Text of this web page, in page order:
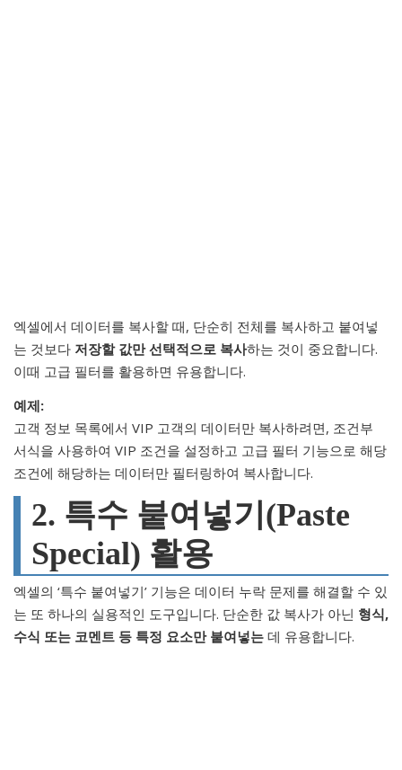
엑셀에서 데이터를 복사할 때, 단순히 전체를 복사하고 붙여넣
는 것보다 저장할 값만 선택적으로 복사하는 것이 중요합니다.
이때 고급 필터를 활용하면 유용합니다.
예제:
고객 정보 목록에서 VIP 고객의 데이터만 복사하려면, 조건부
서식을 사용하여 VIP 조건을 설정하고 고급 필터 기능으로 해당
조건에 해당하는 데이터만 필터링하여 복사합니다.
2. 특수 붙여넣기(Paste
Special) 활용
엑셀의 ‘특수 붙여넣기’ 기능은 데이터 누락 문제를 해결할 수 있
는 또 하나의 실용적인 도구입니다. 단순한 값 복사가 아닌 형식,
수식 또는 코멘트 등 특정 요소만 붙여넣는 데 유용합니다.